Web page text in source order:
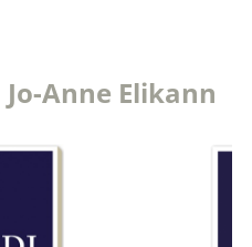
Jo-Anne Elikann